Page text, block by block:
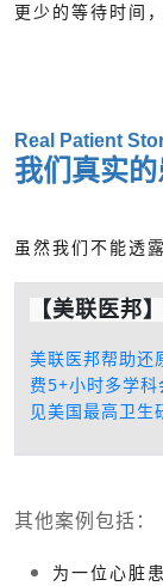
更少的等待时间
Real Patient
我们真实
虽然我们不能透
【美联医邦
美联医邦帮助还
费5+小时多学
见美国最高卫生
其他案例包括：
为一位心脏